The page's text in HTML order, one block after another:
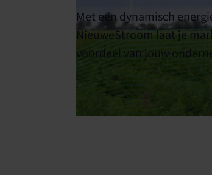
Met een dynamisch
NieuweStroom laat je
voordeel van jouw